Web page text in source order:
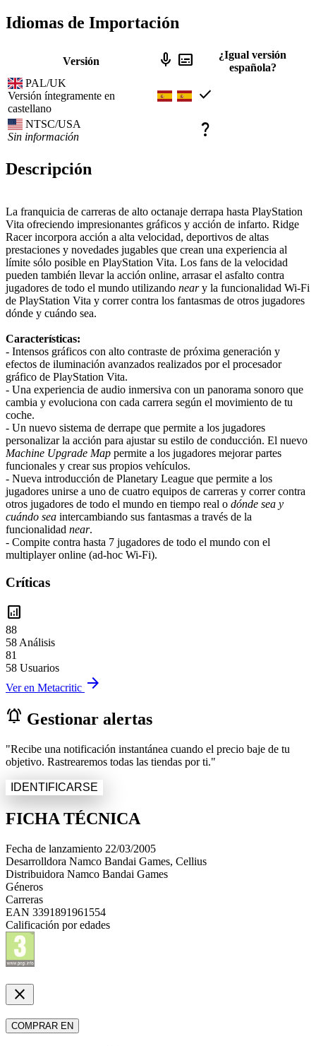
Idiomas de Importación
Versión mic subtitles
¿Igual versión
española?
PAL/UK
Versión íntegramente en
castellano
check
NTSC/USA
Sin información
question_mark
Descripción
La franquicia de carreras de alto octanaje derrapa hasta PlayStation
Vita ofreciendo impresionantes gráficos y acción de infarto. Ridge
Racer incorpora acción a alta velocidad, deportivos de altas
prestaciones y novedades jugables que crean una experiencia al
límite sólo posible en PlayStation Vita. Los fans de la velocidad
pueden también llevar la acción online, arrasar el asfalto contra
jugadores de todo el mundo utilizando neary la funcionalidad Wi-Fi
de PlayStation Vita y correr contra los fantasmas de otros jugadores
dónde y cuándo sea.
Características:
- Intensos gráficos con alto contraste de próxima generación y
efectos de iluminación avanzados realizados por el procesador
gráfico de PlayStation Vita.
- Una experiencia de audio inmersiva con un panorama sonoro que
cambia y evoluciona con cada carrera según el movimiento de tu
coche.
- Un nuevo sistema de derrape que permite a los jugadores
personalizar la acción para ajustar su estilo de conducción. El nuevo
Machine Upgrade Map permite a los jugadores mejorar partes
funcionales y crear sus propios vehículos.
- Nueva introducción de Planetary League que permite a los
jugadores unirse a uno de cuatro equipos de carreras y correr contra
otros jugadores de todo el mundo en tiempo real o dónde sea y
cuándo sea intercambiando sus fantasmas a través de la
funcionalidad near.
- Compite contra hasta 7 jugadores de todo el mundo con el
multiplayer online (ad-hoc Wi-Fi).
Críticas
analytics
88
58 Análisis
81
58 Usuarios
Ver en Metacritic arrow_forward
notifications_active Gestionar alertas
"Recibe una notificación instantánea cuando el precio baje de tu
objetivo. Rastrearemos todas las tiendas por ti."
IDENTIFICARSE
FICHA TÉCNICA
Fecha de lanzamiento 22/03/2005
Desarrolldora Namco Bandai Games, Cellius
Distribuidora Namco Bandai Games
Géneros
Carreras
EAN 3391891961554
Calificación por edades
close
COMPRAR EN